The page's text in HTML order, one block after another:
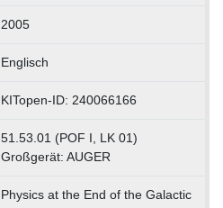
2005
Englisch
KITopen-ID: 240066166
51.53.01 (POF I, LK 01)
Großgerät: AUGER
Physics at the End of the Galactic